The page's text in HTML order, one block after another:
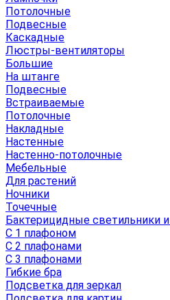
Потолочные
Подвесные
Каскадные
Люстры-вентиляторы
Большие
На штанге
Подвесные
Встраиваемые
Потолочные
Накладные
Настенные
Настенно-потолочные
Мебельные
Для растений
Ночники
Точечные
Бактерицидные светильники и
С 1 плафоном
С 2 плафонами
С 3 плафонами
Гибкие бра
Подсветка для зеркал